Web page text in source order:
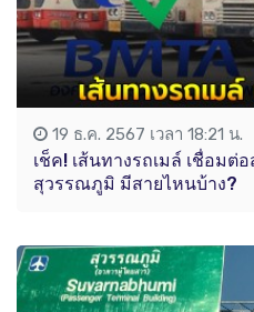
19 ธ.ค. 2567 เวลา 18:21 น.
เช็ค! เส้นทางรถเมล์ เชื่อมต่
สุวรรณภูมิ มีสายไหนบ้าง?